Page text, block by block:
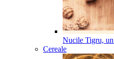
Nucile Tigru,
Cereale